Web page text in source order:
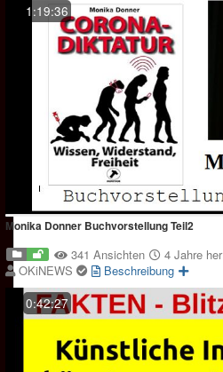
1:19:36
Monika Donner Buchvorstellung Teil2
341 Ansichten
4 Jahre her
OKiNEWS
Beschreibung
0:42:27